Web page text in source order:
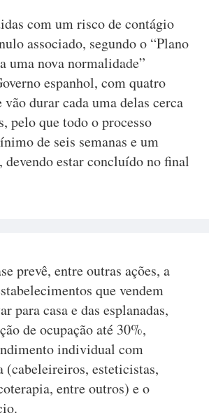
com um risco de contágio
associado, segundo o “Plano
uma nova normalidade”
espanhol, com quatro
vão durar cada uma delas cerca
pelo que todo o processo
de seis semanas e um
estar concluído no final
prevê, entre outras ações, a
que vendem
para casa e das esplanadas,
de ocupação até 30%,
individual com
(cabeleireiros, esteticistas,
entre outros) e o